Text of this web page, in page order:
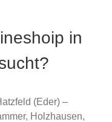
in
(Eder) –
Holzhausen,